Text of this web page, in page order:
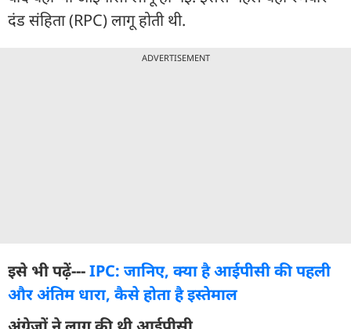
दंड संहिता (RPC) लागू होती थी.
ADVERTISEMENT
इसे भी पढ़ें---IPC: जानिए, क्या है आईपीसी की पहली
और अंतिम धारा, कैसे होता है इस्तेमाल